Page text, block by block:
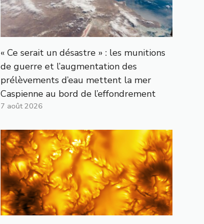
« Ce serait un désastre » : les munitions
de guerre et l’augmentation des
prélèvements d’eau mettent la mer
Caspienne au bord de l’effondrement
7 août 2026